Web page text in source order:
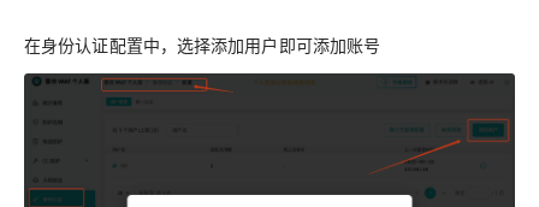
在身份认证配置中，选择添加用户即可添加账号